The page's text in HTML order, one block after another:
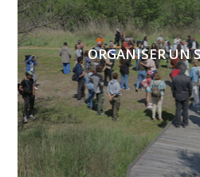
ORGANISER UN